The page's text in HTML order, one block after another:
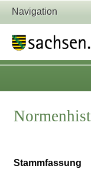
Navigation
Stammfassung